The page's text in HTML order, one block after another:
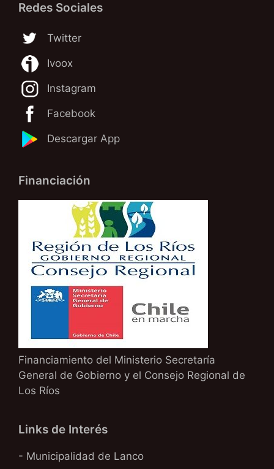
Redes Sociales
Twitter
Ivoox
Instagram
Facebook
Descargar App
Financiación
Financiamiento del Ministerio Secretaría
General de Gobierno y el Consejo Regional de
Los Ríos
Links de Interés
- Municipalidad de Lanco